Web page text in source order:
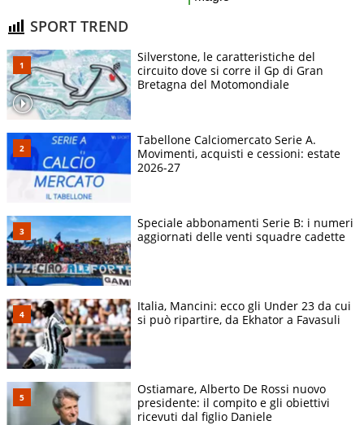
SPORT TREND
Silverstone, le caratteristiche del
circuito dove si corre il Gp di Gran
Bretagna del Motomondiale
Tabellone Calciomercato Serie A.
Movimenti, acquisti e cessioni: estate
2026-27
Speciale abbonamenti Serie B: i numeri
aggiornati delle venti squadre cadette
Italia, Mancini: ecco gli Under 23 da cui
si può ripartire, da Ekhator a Favasuli
Ostiamare, Alberto De Rossi nuovo
presidente: il compito e gli obiettivi
ricevuti dal figlio Daniele